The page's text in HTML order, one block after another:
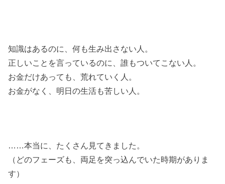
知識はあるのに、何も生み出さない人。
正しいことを言っているのに、誰もついてこない人。
お金だけあっても、荒れていく人。
お金がなく、明日の生活も苦しい人。
……本当に、たくさん見てきました。
（どのフェーズも、両足を突っ込んでいた時期がありま
す）